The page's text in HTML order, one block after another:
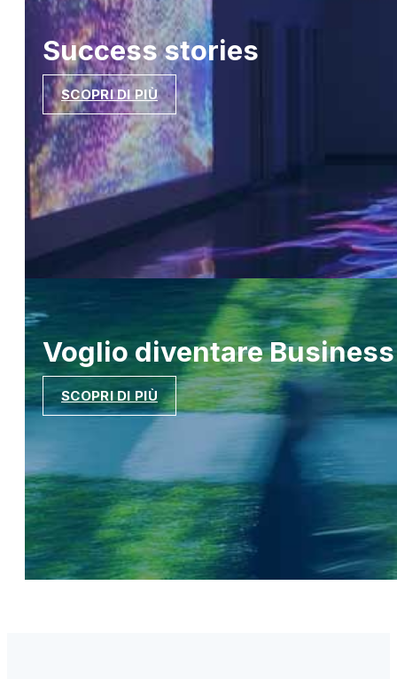
Successstories
SCOPRI DI PIÙ
Voglio diventare
SCOPRI DI PIÙ